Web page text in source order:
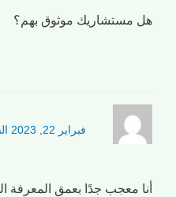
هل مستشاريك موثوق بهم؟
فبراير 22, 2023 الساعة 8:25 م